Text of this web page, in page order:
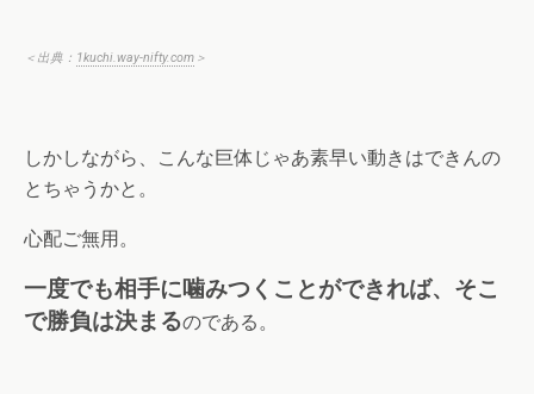
＜出典： 1kuchi.way-nifty.com ＞
しかしながら、こんな巨体じゃあ素早い動きはできんの
とちゃうかと。
心配ご無用。
一度でも相手に噛みつくことができれば、そこ
で勝負は決まるのである。